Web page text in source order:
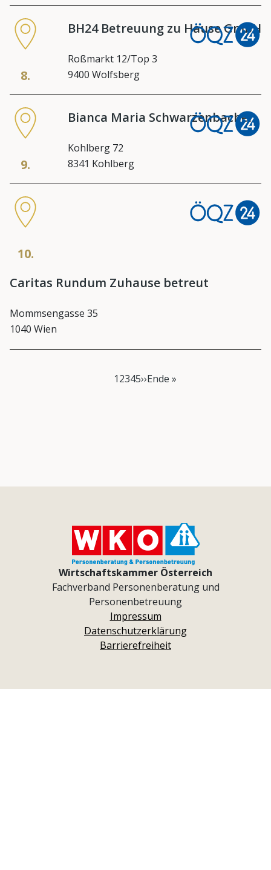
8.
BH24 Betreuung zu Hause GmbH
Roßmarkt 12/Top 3
9400 Wolfsberg
9.
Bianca Maria Schwarzenbacher
Kohlberg 72
8341 Kohlberg
10.
Caritas Rundum Zuhause betreut
Mommsengasse 35
1040 Wien
SeitennummerierungAktuelle Seite
1Page
2Page
3Page
4Page
5Nächste Seite
››Last page
Ende »
Wirtschaftskammer Österreich
Fachverband Personenberatung und
Personenbetreuung
Impressum
Datenschutzerklärung
Barrierefreiheit